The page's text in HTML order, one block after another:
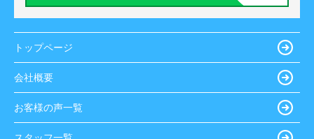
トップページ
会社概要
お客様の声一覧